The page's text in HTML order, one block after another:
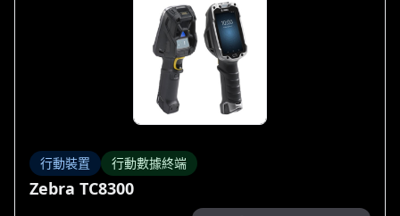
行動裝置 行動數據終端
Zebra TC8300